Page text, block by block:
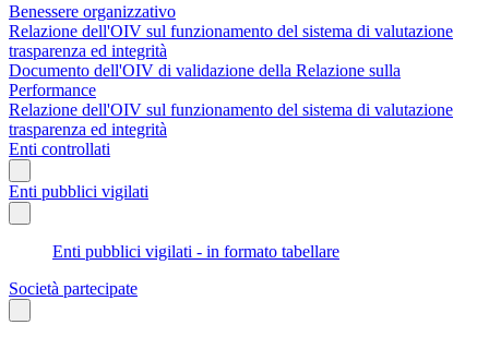
Benessere organizzativo
Relazione dell'OIV sul funzionamento del sistema di valutazione
trasparenza ed integrità
Documento dell'OIV di validazione della Relazione sulla
Performance
Relazione dell'OIV sul funzionamento del sistema di valutazione
trasparenza ed integrità
Enti controllati
Enti pubblici vigilati
Enti pubblici vigilati - in formato tabellare
Società partecipate